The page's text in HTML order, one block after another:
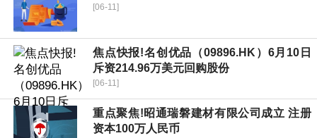
[06-11]
焦点快报!名创优品（09896.HK）6月10日
斥资214.96万美元回购股份
[06-11]
重点聚焦!昭通瑞磐建材有限公司成立 注册
资本100万人民币